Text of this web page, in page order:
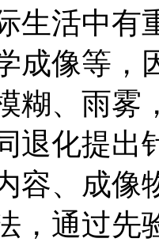
生活中有
成像等，
糊、雨雾
退化提出
容、成像
，通过先